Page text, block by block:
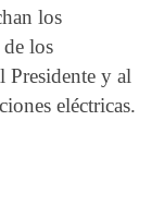
los
de los
Presidente y al
eléctricas.